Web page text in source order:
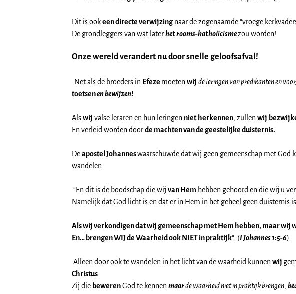
Dit is ookeen directe verwijzingnaar de zogenaamde “vroege
De grondleggers van wat laterhet rooms-katholicismezou worden!
Onze wereld verandert nu door snelle geloofsafval!
Net als de broeders in Efeze moeten wij de leringen van predikanten en
toetsenen bewijzen!
Alswij valse leraren en hun leringen niet herkennen, zullen wij
En verleid worden doorde machten van de geestelijke duisternis.
Deapostel Johanneswaarschuwde dat wij geen gemeenschap met
wandelen.
“En dit is de boodschap die wij van Hem hebben gehoord en die wij u
Namelijk dat God licht is en dat er in Hem in het geheel geen duisternis is.
Als wij verkondigen dat wij gemeenschap met Hem hebben, maar wij
En… brengen WIJ de Waarheid ook NIET in praktijk“. (I Johannes 1:5-6).
Alleen door ook te wandelen in het licht van de waarheid kunnen wij
Christus
Zij die bewerenGod te kennen maarde waarheid niet in praktijk brengen,